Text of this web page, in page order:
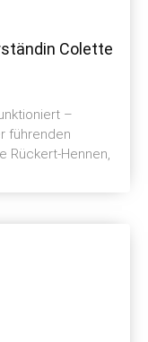
Colette
–
führenden
Rückert-Hennen,